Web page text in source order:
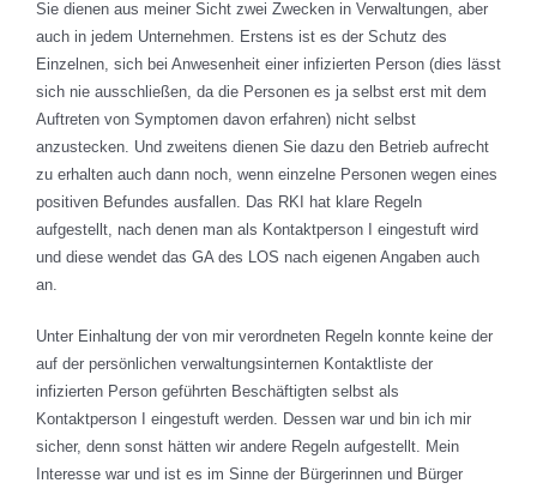
Sie dienen aus meiner Sicht zwei Zwecken in Verwaltungen, aber
auch in jedem Unternehmen. Erstens ist es der Schutz des
Einzelnen, sich bei Anwesenheit einer infizierten Person (dies lässt
sich nie ausschließen, da die Personen es ja selbst erst mit dem
Auftreten von Symptomen davon erfahren) nicht selbst
anzustecken. Und zweitens dienen Sie dazu den Betrieb aufrecht
zu erhalten auch dann noch, wenn einzelne Personen wegen eines
positiven Befundes ausfallen. Das RKI hat klare Regeln
aufgestellt, nach denen man als Kontaktperson I eingestuft wird
und diese wendet das GA des LOS nach eigenen Angaben auch
an.
Unter Einhaltung der von mir verordneten Regeln konnte keine der
auf der persönlichen verwaltungsinternen Kontaktliste der
infizierten Person geführten Beschäftigten selbst als
Kontaktperson I eingestuft werden. Dessen war und bin ich mir
sicher, denn sonst hätten wir andere Regeln aufgestellt. Mein
Interesse war und ist es im Sinne der Bürgerinnen und Bürger